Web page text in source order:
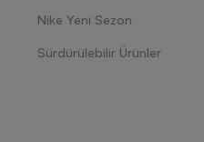
Nike Yeni Sezon
Sürdürülebilir Ürünler